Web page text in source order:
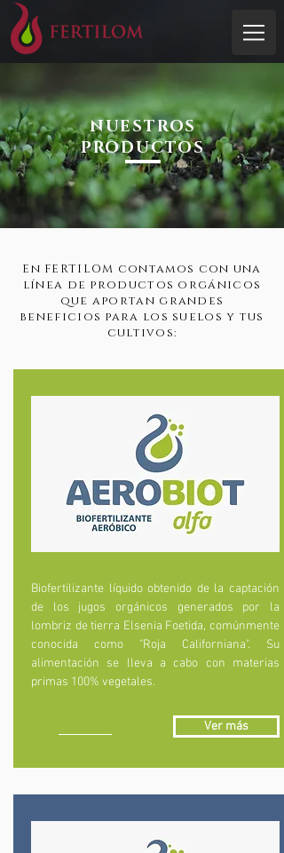
NUESTROS
PRODUCTOS
En FERTILOM contamos con una
línea de productos orgánicos
que aportan grandes
beneficios para los suelos y tus
cultivos:
Biofertilizante líquido obtenido de la captación
de los jugos orgánicos generados por la
lombriz de tierra Elsenia Foetida, comúnmente
conocida como "Roja Californiana". Su
alimentación se lleva a cabo con materias
primas 100% vegetales.
Ver más